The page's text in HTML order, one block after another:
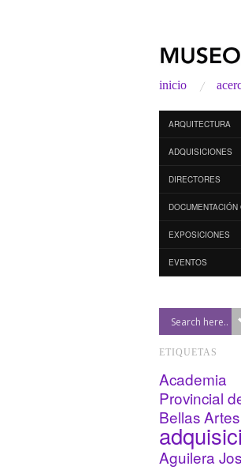
inicio
ARQUITECTURA
ADQUISICIONES
DIRECTORES
EXPOSICIONES
EVENTOS
ETIQUETAS
Academia
Provincial
Bellas Artes
Aguilera